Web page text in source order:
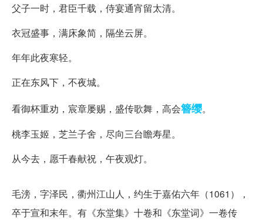
父子一时，君臣千载，侍宴通宵留太清。
衣冠盛事，满床象简，隔坐云屏。
年年此夜寒轻。
正在东风下，不夜城。
看御杯重劝，宸章屡赐，盛传歌舞，高会簪缨。
桃李玉姬，芝兰子舍，尽向三台瞻寿星。
从今去，愿千春献祝，午夜观灯。
毛滂，字泽民，衢州江山人，约生于嘉佑六年（1061），
卒于宣和末年。有《东堂集》十卷和《东堂词》一卷传